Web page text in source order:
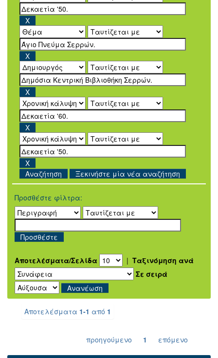
Ξεκινήστε μία νέα αναζήτηση
Προσθέστε φίλτρα:
Αποτελέσματα/Σελίδα | Ταξινόμηση ανά
Σε σειρά
Αποτελέσματα 1-1 από 1
προηγούμενο 1 επόμενο